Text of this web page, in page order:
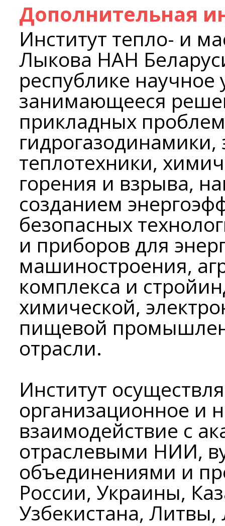
Дополнительная
Институт тепло- и
Лыкова НАН
республике
занимающееся
прикладных
гидрогазодинамики,
теплотехники,
горения и взрыва,
созданием
безопасных
и приборов для
машиностроения,
комплекса и
химической,
пищевой
отрасли.
Институт
организационное и
взаимодействие с
отраслевыми НИИ,
объединениями и
России, Украины,
Узбекистана,